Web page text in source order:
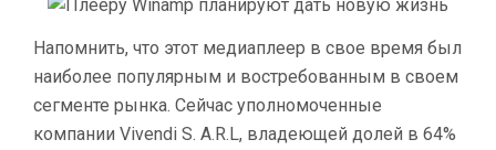
ВОЗРОЖДЕНИЕ
ЖИЗНЬ
ЗНАМЕНИТОГО
WINAMP
Напомнить, что этот медиаплеер в свое время был
наиболее популярным и востребованным в своем
сегменте рынка. Сейчас уполномоченные
компании Vivendi S. A.R.L, владеющей долей в 64%